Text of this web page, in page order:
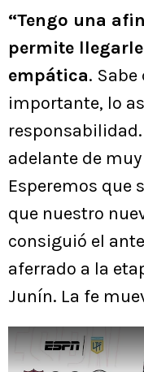
“Tengo una
permite
empática. Sabe
importante, lo
adelante de
Esperemos que
que nuestro
consiguió el
aferrado a la
Junín. La fe